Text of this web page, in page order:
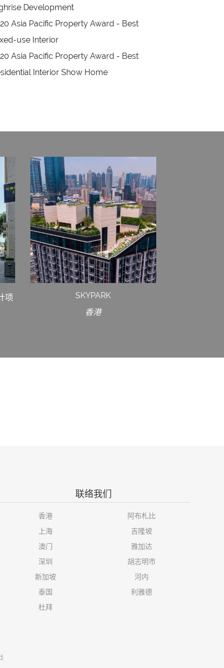
Development
Asia Pacific Property Award - Best
use Interior
Asia Pacific Property Award - Best
Interior Show Home
项
SKYPARK
香港
联络我们
香港
上海
澳门
深圳
新加坡
泰国
杜拜
阿布札比
吉隆坡
雅加达
胡志明市
河内
利雅德